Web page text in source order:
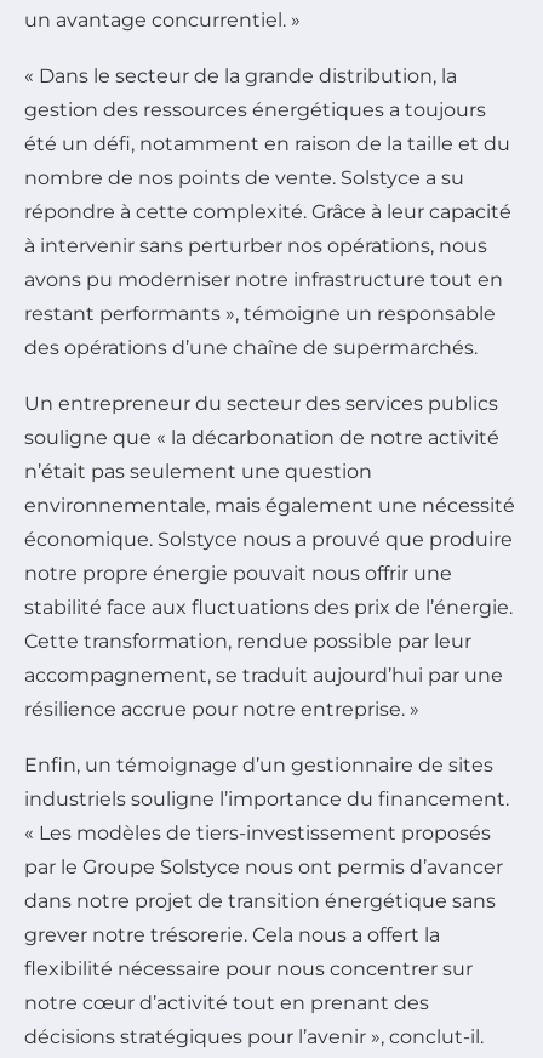
un avantage concurrentiel. »
« Dans le secteur de la grande distribution, la
gestion des ressources énergétiques a toujours
été un défi, notamment en raison de la taille et du
nombre de nos points de vente. Solstyce a su
répondre à cette complexité. Grâce à leur capacité
à intervenir sans perturber nos opérations, nous
avons pu moderniser notre infrastructure tout en
restant performants », témoigne un responsable
des opérations d’une chaîne de supermarchés.
Un entrepreneur du secteur des services publics
souligne que « la décarbonation de notre activité
n’était pas seulement une question
environnementale, mais également une nécessité
économique. Solstyce nous a prouvé que produire
notre propre énergie pouvait nous offrir une
stabilité face aux fluctuations des prix de l’énergie.
Cette transformation, rendue possible par leur
accompagnement, se traduit aujourd’hui par une
résilience accrue pour notre entreprise. »
Enfin, un témoignage d’un gestionnaire de sites
industriels souligne l’importance du financement.
« Les modèles de tiers-investissement proposés
par le Groupe Solstyce nous ont permis d’avancer
dans notre projet de transition énergétique sans
grever notre trésorerie. Cela nous a offert la
flexibilité nécessaire pour nous concentrer sur
notre cœur d’activité tout en prenant des
décisions stratégiques pour l’avenir », conclut-il.